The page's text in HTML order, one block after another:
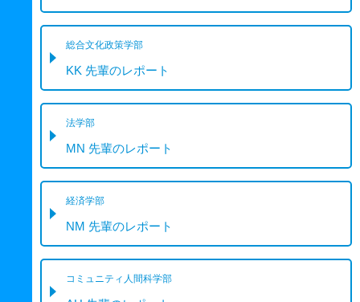
総合文化政策学部
KK 先輩のレポート
法学部
MN 先輩のレポート
経済学部
NM 先輩のレポート
コミュニティ人間科学部